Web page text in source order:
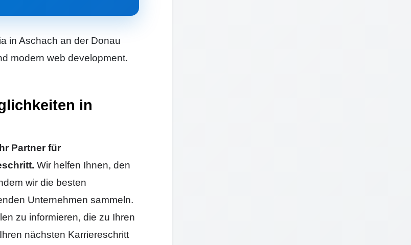
in Aschach an der Donau
modern web development.
in
Partner für
Wir helfen Ihnen, den
wir die besten
Unternehmen sammeln.
zu informieren, die zu Ihren
nächsten Karriereschritt